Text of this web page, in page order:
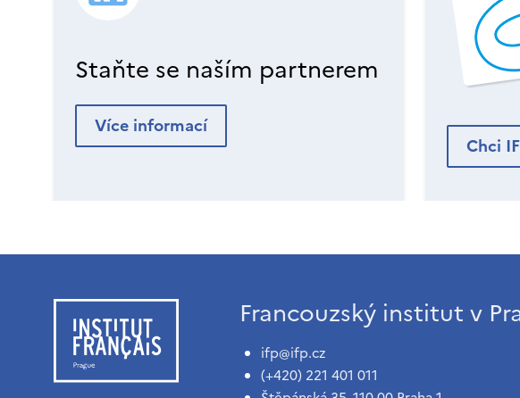
Staňte se naším partnerem
Více informací
Chci
Francouzský institut v
ifp@ifp.cz
(+420) 221 401 011